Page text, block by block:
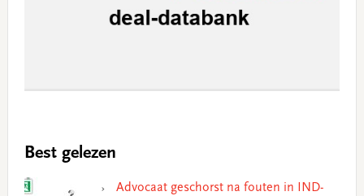
Best gelezen
Advocaat geschorst na fouten in IND-